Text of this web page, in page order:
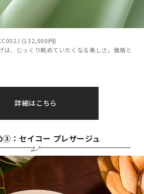
(132,000円)
は、じっくり眺めていたくなる美しさ。価格と
詳細はこちら
③：セイコー プレザージュ